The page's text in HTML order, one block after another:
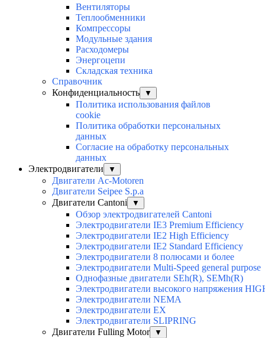
Вентиляторы
Теплообменники
Компрессоры
Модульные здания
Расходомеры
Энергоцепи
Складская техника
Справочник
Конфиденциальность
▼
Политика использования файлов
cookie
Политика обработки персональных
данных
Согласие на обработку персональных
данных
Электродвигатели
▼
Двигатели Ac-Motoren
Двигатели Seipee S.p.a
Двигатели Cantoni
▼
Обзор электродвигателей Cantoni
Электродвигатели IE3 Premium Efficiency
Электродвигатели IE2 High Efficiency
Электродвигатели IE2 Standard Efficiency
Электродвигатели 8 полюсами и более
Электродвигатели Multi-Speed general purpose
Однофазные двигатели SEh(R), SEMh(R)
Электродвигатели высокого напряжения
Электродвигатели NEMA
Электродвигатели EX
Электродвигатели SLIPRING
Двигатели Fulling Motor
▼